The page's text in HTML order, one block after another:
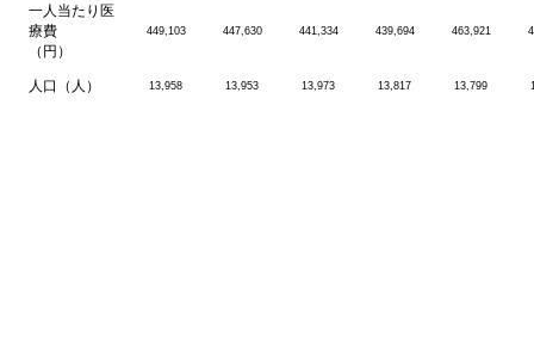
一人当たり医
療費
（円）
449,103 447,630 441,334 439,694 463,921
人口（人） 13,958 13,953 13,973 13,817 13,799